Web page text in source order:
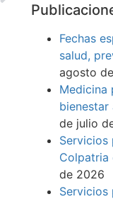
Fechas
salud,
agosto
Medicina
bienestar
de julio
Servicios
Colpatria
de 2026
Servicios